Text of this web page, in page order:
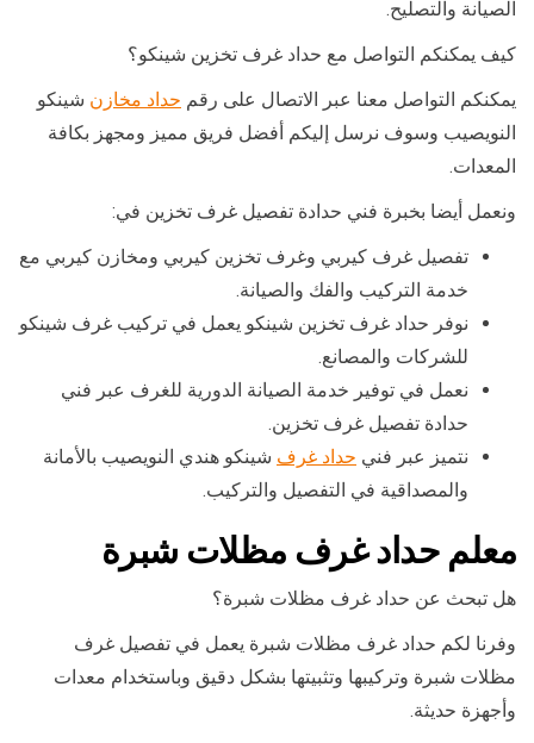
الصيانة والتصليح.
كيف يمكنكم التواصل مع حداد غرف تخزين شينكو؟
يمكنكم التواصل معنا عبر الاتصال على رقم حداد مخازن شينكو
النويصيب وسوف نرسل إليكم أفضل فريق مميز ومجهز بكافة
المعدات.
ونعمل أيضا بخبرة فني حدادة تفصيل غرف تخزين في:
تفصيل غرف كيربي وغرف تخزين كيربي ومخازن كيربي مع
خدمة التركيب والفك والصيانة.
نوفر حداد غرف تخزين شينكو يعمل في تركيب غرف شينكو
للشركات والمصانع.
نعمل في توفير خدمة الصيانة الدورية للغرف عبر فني
حدادة تفصيل غرف تخزين.
نتميز عبر فني حداد غرف شينكو هندي النويصيب بالأمانة
والمصداقية في التفصيل والتركيب.
معلم حداد غرف مظلات شبرة
هل تبحث عن حداد غرف مظلات شبرة؟
وفرنا لكم حداد غرف مظلات شبرة يعمل في تفصيل غرف
مظلات شبرة وتركيبها وتثبيتها بشكل دقيق وباستخدام معدات
وأجهزة حديثة.